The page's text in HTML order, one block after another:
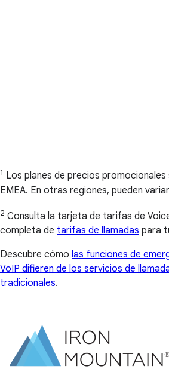
1 Los planes de precios promocionales
EMEA. En otras regiones, pueden
2 Consulta la tarjeta de tarifas de
completa de tarifas de llamadas para
Descubre cómo las funciones de
VoIP difieren de los servicios de
tradicionales.